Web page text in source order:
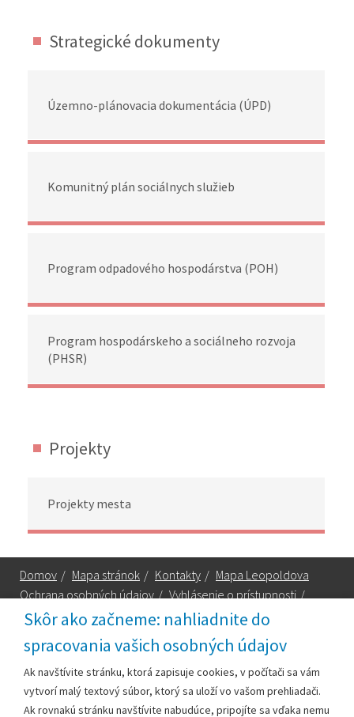
Skôr ako začneme: nahliadnite do
spracovania vašich osobných údajov
Ak navštívite stránku, ktorá zapisuje cookies, v počítači sa vám
vytvorí malý textový súbor, ktorý sa uloží vo vašom prehliadači.
Ak rovnakú stránku navštívite nabudúce, pripojíte sa vďaka nemu
Strategické dokumenty
Územno-plánovacia dokumentácia (ÚPD)
Komunitný plán sociálnych služieb
Program odpadového hospodárstva (POH)
Program hospodárskeho a sociálneho rozvoja
(PHSR)
Projekty
Projekty mesta
Domov / Mapa stránok / Kontakty / Mapa Leopoldova
Ochrana osobných údajov / Vyhlásenie o prístupnosti /
Technická podpora
Mestský úrad Leopoldov